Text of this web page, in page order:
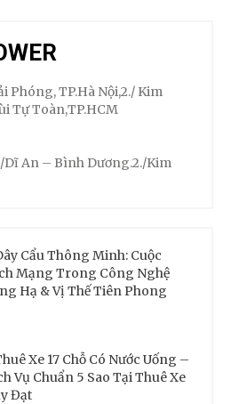
Phóng, TP.Hà Nội,2./ Kim
Tự Toàn,TP.HCM
Dĩ An – Bình Dương.2./Kim
Cẩu Thông Minh: Cuộc
Mạng Trong Công Nghệ
Hạ & Vị Thế Tiên Phong
Xe 17 Chỗ Có Nước Uống –
Vụ Chuẩn 5 Sao Tại Thuê Xe
Đạt